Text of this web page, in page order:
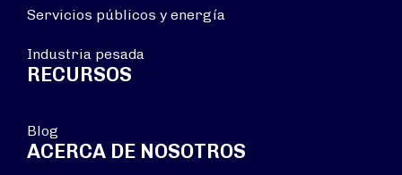
Servicios públicos y energía
Industria pesada
RECURSOS
Blog
ACERCA DE NOSOTROS